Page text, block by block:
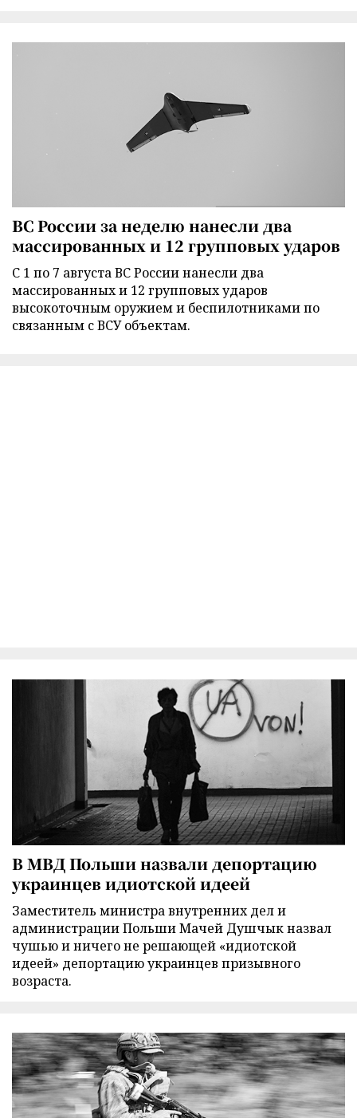
ВС России за неделю нанесли два
массированных и 12 групповых ударов
С 1 по 7 августа ВС России нанесли два
массированных и 12 групповых ударов
высокоточным оружием и беспилотниками по
связанным с ВСУ объектам.
В МВД Польши назвали депортацию
украинцев идиотской идеей
Заместитель министра внутренних дел и
администрации Польши Мачей Душчык назвал
чушью и ничего не решающей «идиотской
идеей» депортацию украинцев призывного
возраста.